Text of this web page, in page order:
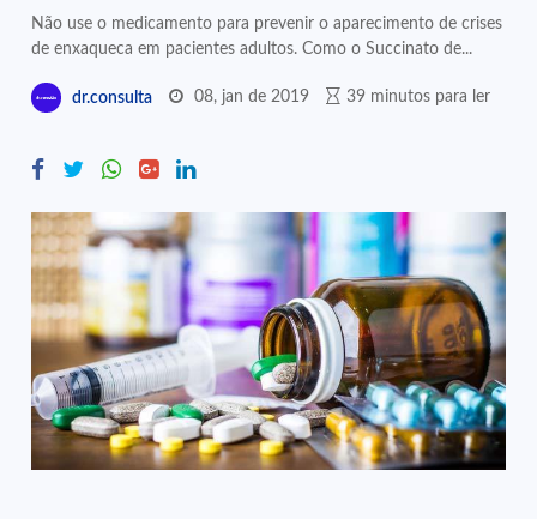
Não use o medicamento para prevenir o aparecimento de crises
de enxaqueca em pacientes adultos. Como o Succinato de...
dr.consulta 08, jan de 2019 39 minutos para ler